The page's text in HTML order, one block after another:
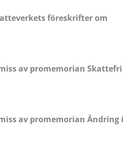
föreskrifter om
av promemorian Skattefri
av promemorian Ändring i